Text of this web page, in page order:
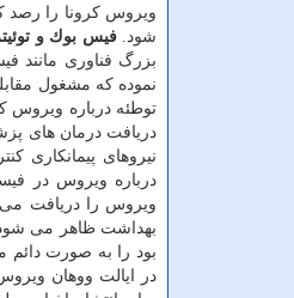
ویروس كرونا را رصد
شود.فیس بوك و
بزرگ فناوری مانند
نموده كه مشغول
توطئه درباره ویروس
دریافت درمان های
نیروهای
درباره ویروس در
ویروس را دریافت می
بهداشت ظاهر می شود.
بود را به صورت دائم
در ایالت ووهان